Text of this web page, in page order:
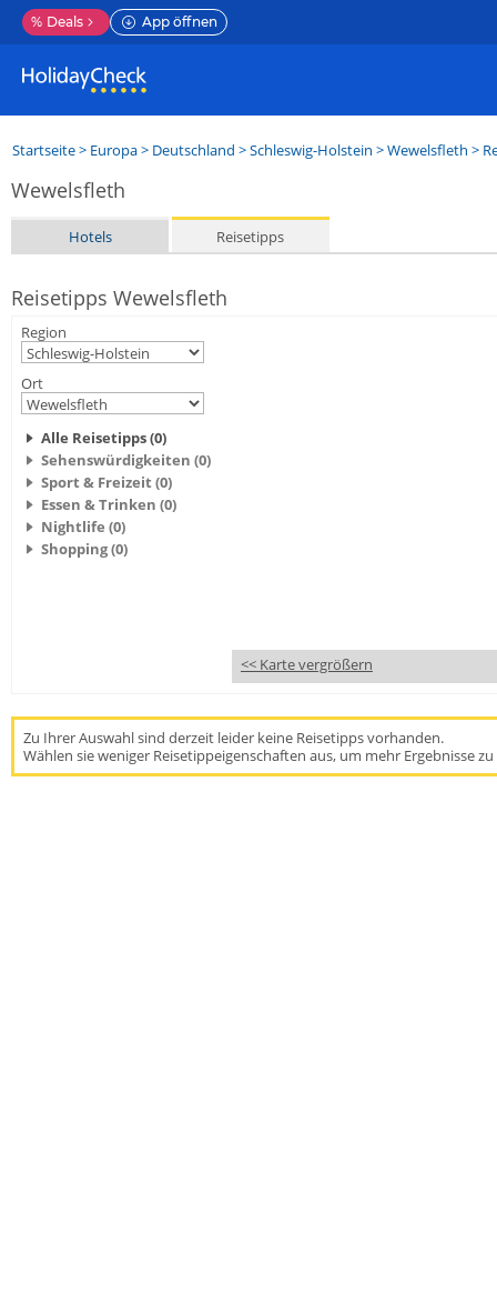
% Deals App öffnen
Startseite> Europa> Deutschland >Schleswig-Holstein >Wewelsfleth >
Wewelsfleth
Hotels Reisetipps
Reisetipps Wewelsfleth
Region
Ort
Alle Reisetipps (0)
Sehenswürdigkeiten (0)
Sport & Freizeit (0)
Essen & Trinken (0)
Nightlife (0)
Shopping (0)
<< Karte vergrößern
Zu Ihrer Auswahl sind derzeit leider keine Reisetipps vorhanden.
Wählen sie weniger Reisetippeigenschaften aus, um mehr Ergebnisse